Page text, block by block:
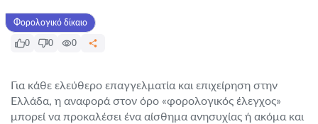
Φορολογικό δίκαιο
0
0 0
Για κάθε ελεύθερο επαγγελματία και επιχείρηση στην
Ελλάδα, η αναφορά στον όρο «φορολογικός έλεγχος»
μπορεί να προκαλέσει ένα αίσθημα ανησυχίας ή ακόμα και